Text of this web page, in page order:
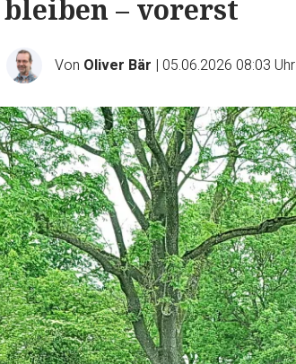
bleiben – vorerst
Von Oliver Bär | 05.06.2026 08:03 Uhr